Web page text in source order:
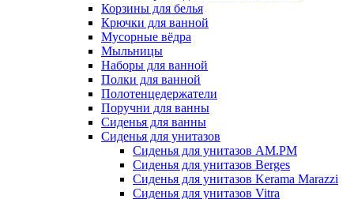
Корзины для белья
Крючки для ванной
Мусорные вёдра
Мыльницы
Наборы для ванной
Полки для ванной
Полотенцедержатели
Поручни для ванны
Сиденья для ванны
Сиденья для унитазов
Сиденья для унитазов AM.PM
Сиденья для унитазов Berges
Сиденья для унитазов Kerama Marazzi
Сиденья для унитазов Vitra